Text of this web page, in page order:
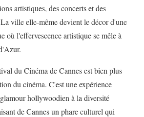
artistiques, des concerts et des
ville elle-même devient le décor d'une
où l'effervescence artistique se mêle à
du Cinéma de Cannes est bien plus
du cinéma. C'est une expérience
hollywoodien à la diversité
de Cannes un phare culturel qui